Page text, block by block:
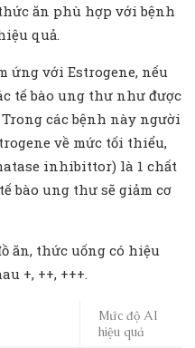
ăn phù hợp với bệnh
quả.
ứng với Estrogene, nếu
tế bào ung thư như được
các bệnh này người
về mức tối thiểu,
inhibittor) là 1 chất
bào ung thư sẽ giảm cơ
ăn, thức uống có hiệu
+, ++, +++.
Mức độ AI
hiệu quả